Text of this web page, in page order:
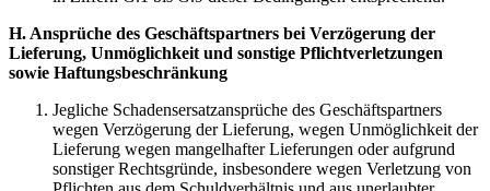
H. Ansprüche des Geschäftspartners bei Verzögerung der
Lieferung, Unmöglichkeit und sonstige Pflichtverletzungen
sowie Haftungsbeschränkung
Jegliche Schadensersatzansprüche des Geschäftspartners
wegen Verzögerung der Lieferung, wegen Unmöglichkeit der
Lieferung wegen mangelhafter Lieferungen oder aufgrund
sonstiger Rechtsgründe, insbesondere wegen Verletzung von